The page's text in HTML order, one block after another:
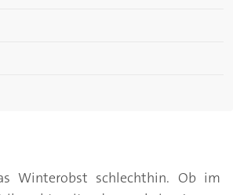
Winterobst schlechthin. Ob im